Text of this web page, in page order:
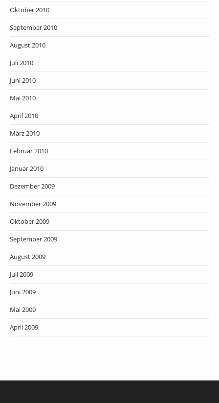
Oktober 2010
September 2010
August 2010
Juli 2010
Juni 2010
Mai 2010
April 2010
März 2010
Februar 2010
Januar 2010
Dezember 2009
November 2009
Oktober 2009
September 2009
August 2009
Juli 2009
Juni 2009
Mai 2009
April 2009